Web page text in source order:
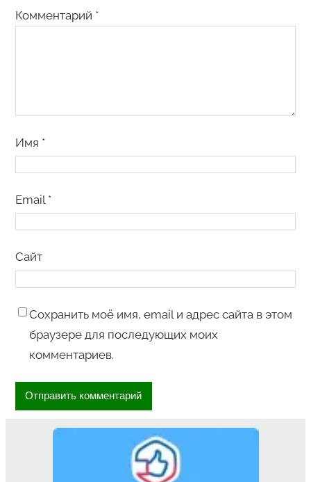
Комментарий *
Имя *
Email *
Сайт
Сохранить моё имя, email и адрес сайта в этом
браузере для последующих моих
комментариев.